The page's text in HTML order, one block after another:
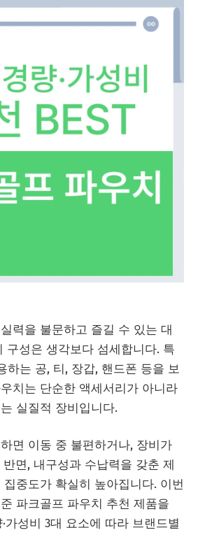
력을 불문하고 즐길 수 있는 대
구성은 생각보다 섬세합니다. 특
하는 공, 티, 장갑, 핸드폰 등을 보
치는 단순한 액세서리가 아니라
실질적 장비입니다.
면 이동 중 불편하거나, 장비가
면, 내구성과 수납력을 갖춘 제
중도가 확실히 높아집니다. 이번
파크골프 파우치 추천 제품을
가성비 3대 요소에 따라 브랜드별